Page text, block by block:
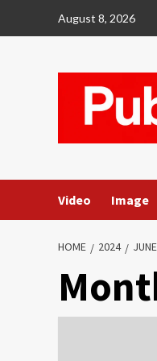
August 8, 2026
Video Image
HOME 2024 JUNE